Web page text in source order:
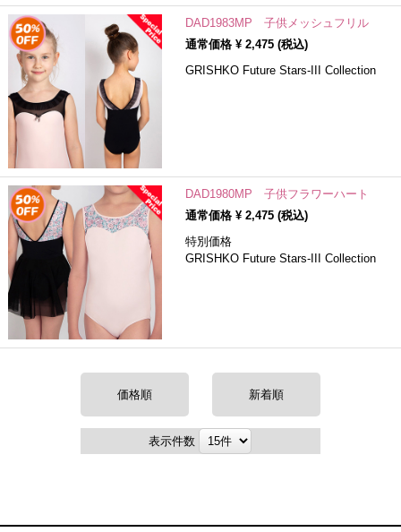
DAD1983MP 子供メッシュフリル
通常価格 ¥ 2,475(税込)
GRISHKO Future Stars-III Collection
DAD1980MP 子供フラワーハート
通常価格 ¥ 2,475(税込)
特別価格
GRISHKO Future Stars-III Collection
価格順 新着順
表示件数